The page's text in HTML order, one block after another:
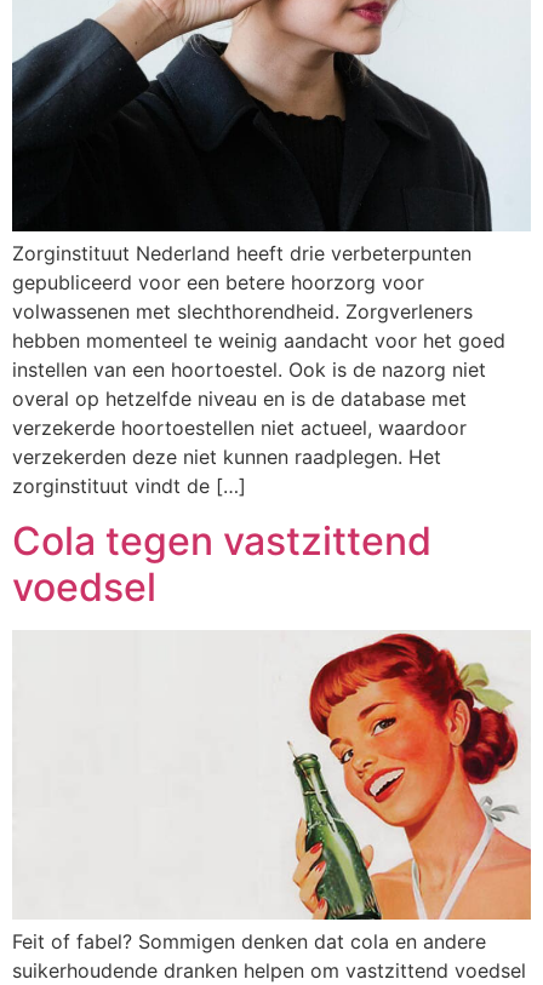
Zorginstituut Nederland heeft drie verbeterpunten
gepubliceerd voor een betere hoorzorg voor
volwassenen met slechthorendheid. Zorgverleners
hebben momenteel te weinig aandacht voor het goed
instellen van een hoortoestel. Ook is de nazorg niet
overal op hetzelfde niveau en is de database met
verzekerde hoortoestellen niet actueel, waardoor
verzekerden deze niet kunnen raadplegen. Het
zorginstituut vindt de […]
Cola tegen vastzittend
voedsel
Feit of fabel? Sommigen denken dat cola en andere
suikerhoudende dranken helpen om vastzittend voedsel